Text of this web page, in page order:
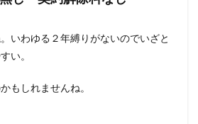
いわゆる２年縛りがないのでいざと
い。
もしれませんね。